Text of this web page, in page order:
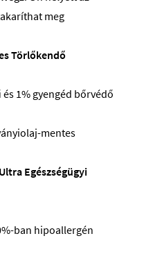
meg
Törlőkendő
1% gyengéd bőrvédő
mentes
Egészségügyi
ban hipoallergén